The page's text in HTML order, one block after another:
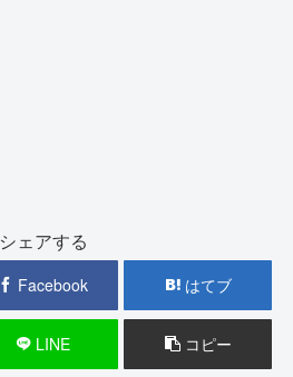
シェアする
Facebook はてブ
LINE コピー